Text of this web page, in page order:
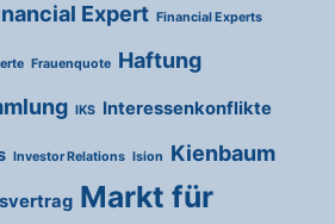
Expert Financial Experts
Frauenquote Haftung
IKS Interessenkonflikte
Investor Relations Ision Kienbaum
Markt für